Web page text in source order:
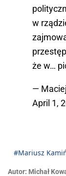
w
że w…
—
April 1,
#Mariusz
Autor: Michał